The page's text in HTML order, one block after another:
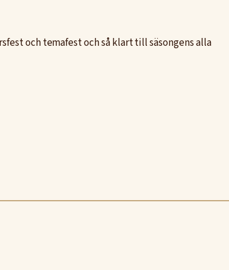
och temafest och så klart till säsongens alla